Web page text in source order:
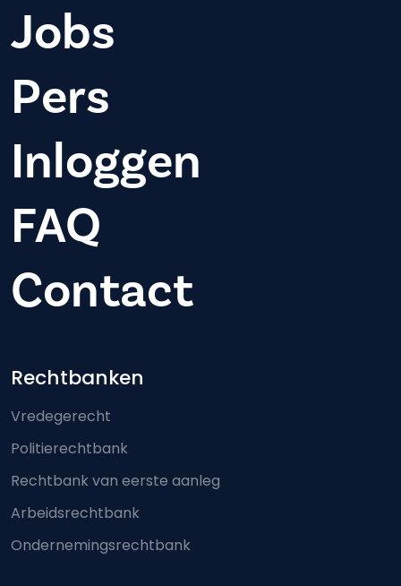
Jobs
Pers
Inloggen
FAQ
Contact
Footer-menu
Rechtbanken
Vredegerecht
Politierechtbank
Rechtbank van eerste aanleg
Arbeidsrechtbank
Ondernemingsrechtbank